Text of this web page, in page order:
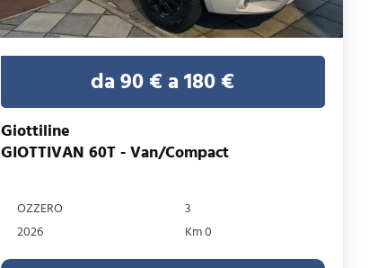
da 90 € a 180 €
Giottiline
GIOTTIVAN 60T - Van/Compact
OZZERO
3
2026
Km 0